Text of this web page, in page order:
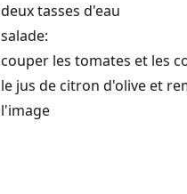
deux tasses d'eau
salade:
couper les tomates et les
le jus de citron d'olive et
l'image